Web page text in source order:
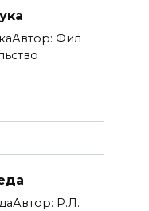
Фил
Р.Л.